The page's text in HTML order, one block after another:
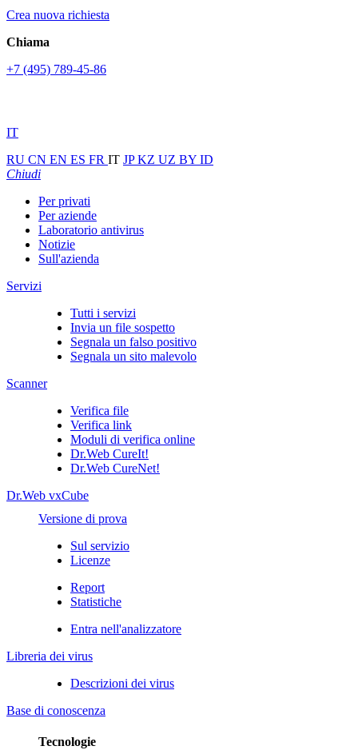
Crea nuova richiesta
Chiama
+7 (495) 789-45-86
IT
RU CN EN ES FR IT JPKZ UZ BY ID
Chiudi
Per privati
Per aziende
Laboratorio antivirus
Notizie
Sull'azienda
Servizi
Tutti i servizi
Invia un file sospetto
Segnala un falso positivo
Segnala un sito malevolo
Scanner
Verifica file
Verifica link
Moduli di verifica online
Dr.Web CureIt!
Dr.Web CureNet!
Dr.Web vxCube
Versione di prova
Sul servizio
Licenze
Report
Statistiche
Entra nell'analizzatore
Libreria dei virus
Descrizioni dei virus
Base di conoscenza
Tecnologie